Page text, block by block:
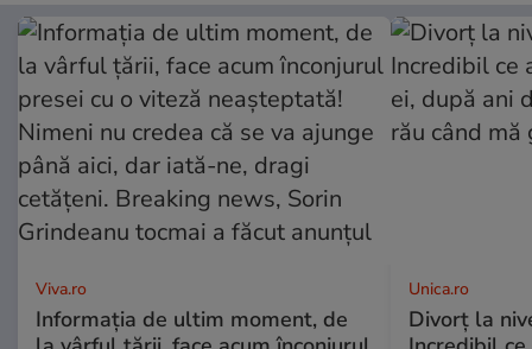
Viva.ro
Informația de ultim moment, de
Unica.ro
Divorț la